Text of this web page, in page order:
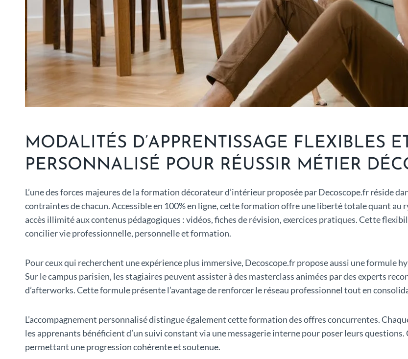
MODALITÉS D’APPRENTISSAGE FLEXIBLES
PERSONNALISÉ POUR RÉUSSIR MÉTIER
L’une des forces majeures de la formation décorateur d’intérieur proposée par Decoscope.fr réside
contraintes de chacun. Accessible en 100% en ligne, cette formation offre une liberté totale quant au
accès illimité aux contenus pédagogiques : vidéos, fiches de révision, exercices pratiques. Cette
concilier vie professionnelle, personnelle et formation.
Pour ceux qui recherchent une expérience plus immersive, Decoscope.fr propose aussi une formule
Sur le campus parisien, les stagiaires peuvent assister à des masterclass animées par des experts
d’afterworks. Cette formule présente l’avantage de renforcer le réseau professionnel tout en
L’accompagnement personnalisé distingue également cette formation des offres concurrentes.
les apprenants bénéficient d’un suivi constant via une messagerie interne pour poser leurs
permettant une progression cohérente et soutenue.